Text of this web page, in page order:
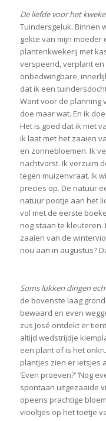
De liefde voor het
Tuindersgeluk. Binnen
gekte van mijn moeder
plantenkwekerij met
verspeend, verplant
onbedwingbare,
dat ik een
Want voor de planning
doe maar wat. En ik
Het is goed dat ik niet
ik laat met het zaaien
en zonnebloemen. Ik
nachtvorst. Ik verzuim
tegen muizenvraat. Ik
precies op. De natuur
natuur pootje aan het
vol met de eerste
nog staan te kleuteren.
zaaien van de
nou aan in augustus?
Soms lukken dingen
de bovenste laag
bewaard en even
zus José ontdekt er
altijd wedstrijdje
een plant of is het
plantjes zien er ietsjes
‘Even proeven?’ ‘Nog
spontaan uitgezaaide
opeens prachtige
viooltjes op het toetje